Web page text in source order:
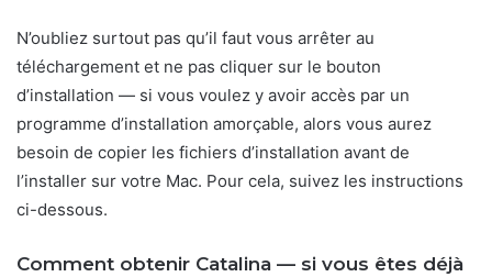
N’oubliez surtout pas qu’il faut vous arrêter au
téléchargement et ne pas cliquer sur le bouton
d’installation — si vous voulez y avoir accès par un
programme d’installation amorçable, alors vous aurez
besoin de copier les fichiers d’installation avant de
l’installer sur votre Mac. Pour cela, suivez les instructions
ci-dessous.
Comment obtenir Catalina — si vous êtes déjà